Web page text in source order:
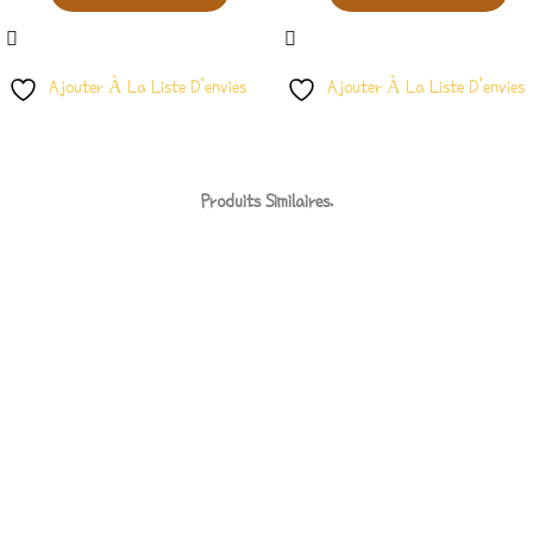
Ajouter À La Liste D’envies Ajouter À La Liste D’envies
Produits Similaires.